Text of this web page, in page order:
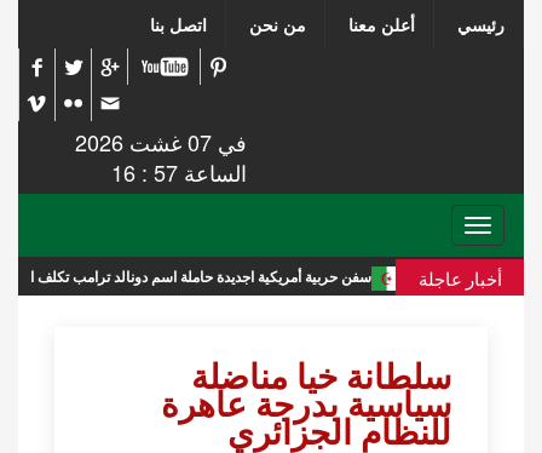
رئيسي أعلن معنا من نحن اتصل بنا
في 07 غشت 2026
الساعة 57 : 16
Toggle
navigation
أخبار عاجلةسفن حربية أمريكية اجديدة حاملة اسم دونالد ترامب تكلف الميزانية 275 مليار دولار
سلطانة خيا مناضلة
سياسية بدرجة عاهرة
للنظام الجزائري